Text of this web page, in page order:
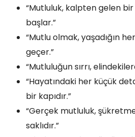
“Mutluluk, kalpten gelen
başlar.”
“Mutlu olmak, yaşadığın
geçer.”
“Mutluluğun sırrı,
“Hayatındaki her küçük
bir kapıdır.”
“Gerçek mutluluk,
saklıdır.”